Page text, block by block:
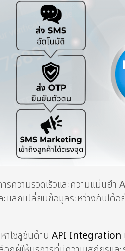
ความรวดเร็วและความแม่นยำ
ะแลกเปลี่ยนข้อมูลระหว่างกันได้
โซลูชันด้าน API Integration